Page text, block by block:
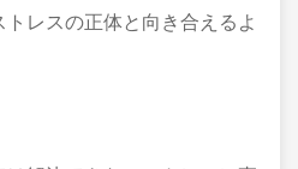
レスの正体と向き合えるよ